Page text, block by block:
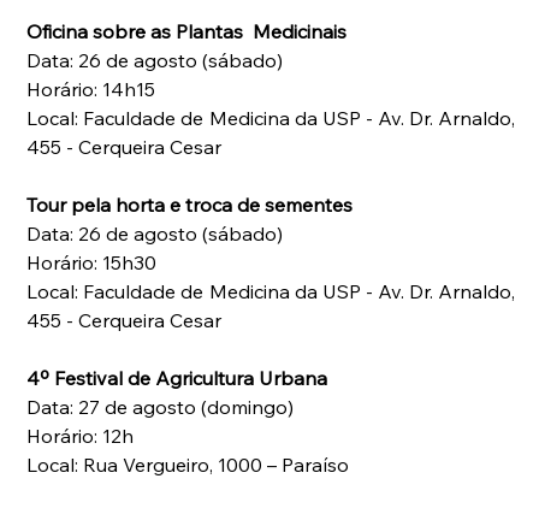
Oficina sobre as Plantas  Medicinais
Data: 26 de agosto (sábado)
Horário: 14h15
Local: Faculdade de Medicina da USP - Av. Dr. Arnaldo,
455 - Cerqueira Cesar
Tour pela horta e troca de sementes
Data: 26 de agosto (sábado)
Horário: 15h30
Local: Faculdade de Medicina da USP - Av. Dr. Arnaldo,
455 - Cerqueira Cesar
4º Festival de Agricultura Urbana
Data: 27 de agosto (domingo)
Horário: 12h
Local: Rua Vergueiro, 1000 – Paraíso